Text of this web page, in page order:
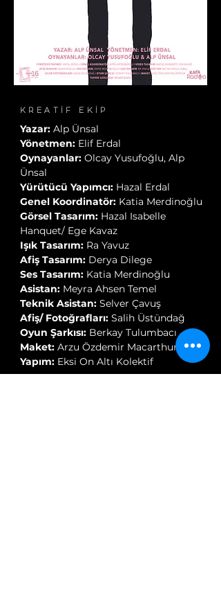
KREATİF EKİP
Yazar: Alp Ünsal
Yönetmen: Elif Erdal
Oynayanlar: Olcay Yusufoğlu, Alp
Ünsal
Yürütücü Yapımcı: Hazal Erdal
Genel Koordinatör: Katia Merdinoğlu
Görsel Tasarım: Hazal Isabelle
Hanquet/ Ege Kavaz
Işık Tasarım: Ra Yavuz
Afiş Tasarım: Derya Dilege
Ses Tasarım: Katia Merdinoğlu
Asistan: Meyra Ahsen Temel
Teknik Asistan: Selver Çavuş
Afiş/ Fotoğrafları: Salih Üstündağ
Oyun Şarkısı: Berkay Tulumbacı
Maket: Arzu Özdemir Macarthur
Yapım: Eksi On Altı Kolektif